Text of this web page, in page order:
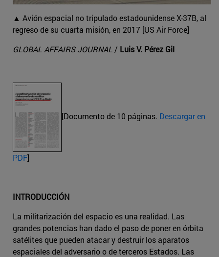
▲ Avión espacial no tripulado estadounidense X-37B, al
regreso de su cuarta misión, en 2017 [US Air Force]
GLOBAL AFFAIRS JOURNAL / Luis V. Pérez Gil
[Documento de 10 páginas. Descargar en
PDF]
INTRODUCCIÓN
La militarización del espacio es una realidad. Las
grandes potencias han dado el paso de poner en órbita
satélites que pueden atacar y destruir los aparatos
espaciales del adversario o de terceros Estados. Las